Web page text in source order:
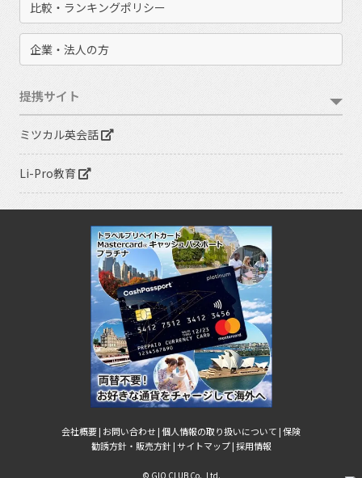
比較・ランキングポリシー
企業・法人の方
提携サイト
ミツカル英会話
Li-Pro教育
会社概要 | お問い合わせ |個人情報の取り扱いについて |保険
勧誘方針・販売方針 |サイトマップ |採用情報
© GIO CLUB Co., Ltd.